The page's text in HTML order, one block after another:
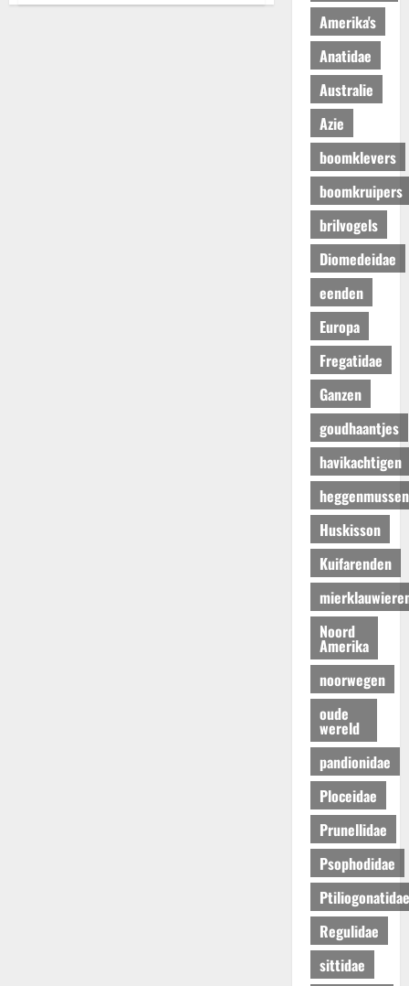
–
Amerika's
Anatidae
Australie
Azie
boomklevers
boomkruipers
brilvogels
Diomedeidae
eenden
Europa
Fregatidae
Ganzen
goudhaantjes
havikachtigen
heggenmussen
Huskisson
Kuifarenden
Noord
Amerika
noorwegen
oude
wereld
pandionidae
Ploceidae
Prunellidae
Psophodidae
Ptiliogonatidae
Regulidae
sittidae